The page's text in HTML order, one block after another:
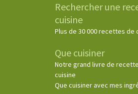
Rechercher une
cuisine
Plus de 30 000 recettes de
Que cuisiner
Notre grand livre de
cuisine
Que cuisiner avec mes